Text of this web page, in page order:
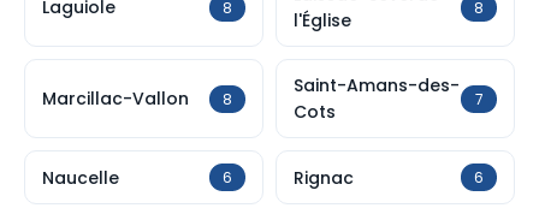
Laguiole 8
l'Église
8
Marcillac-Vallon 8
Saint-Amans-des-
Cots
7
Naucelle 6 Rignac 6